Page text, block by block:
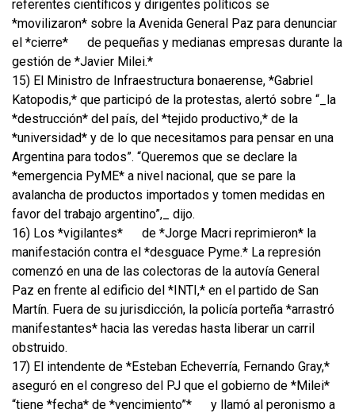
referentes científicos y dirigentes políticos se
*movilizaron* sobre la Avenida General Paz para denunciar
el *cierre*
de pequeñas y medianas empresas durante la
gestión de *Javier Milei.*
15) El Ministro de Infraestructura bonaerense, *Gabriel
Katopodis,* que participó de la protestas, alertó sobre “_la
*destrucción* del país, del *tejido productivo,* de la
*universidad* y de lo que necesitamos para pensar en una
Argentina para todos”. “Queremos que se declare la
*emergencia PyME* a nivel nacional, que se pare la
avalancha de productos importados y tomen medidas en
favor del trabajo argentino”,_ dijo.
16) Los *vigilantes*
de *Jorge Macri reprimieron* la
manifestación contra el *desguace Pyme.* La represión
comenzó en una de las colectoras de la autovía General
Paz en frente al edificio del *INTI,* en el partido de San
Martín. Fuera de su jurisdicción, la policía porteña *arrastró
manifestantes* hacia las veredas hasta liberar un carril
obstruido.
17) El intendente de *Esteban Echeverría, Fernando Gray,*
aseguró en el congreso del PJ que el gobierno de *Milei*
“tiene *fecha* de *vencimiento”*
y llamó al peronismo a